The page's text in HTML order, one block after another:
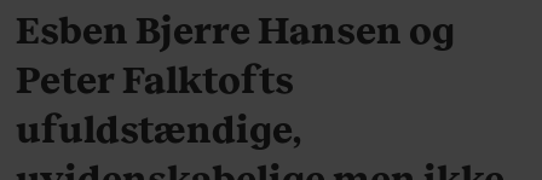
Esben Bjerre Hansen og
Peter Falktofts
ufuldstændige,